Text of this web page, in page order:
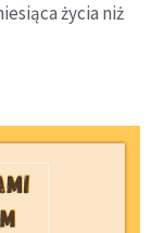
życia niż